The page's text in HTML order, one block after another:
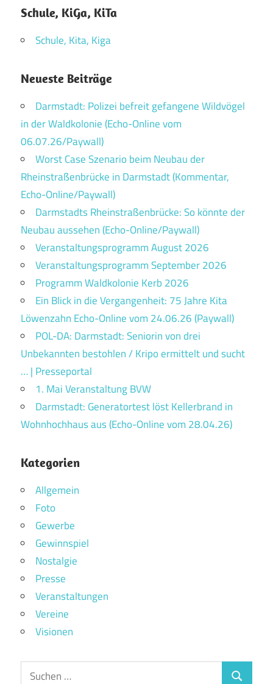
Schule, KiGa, KiTa
Schule, Kita, Kiga
Neueste Beiträge
Darmstadt: Polizei befreit gefangene Wildvögel
in der Waldkolonie (Echo-Online vom
06.07.26/Paywall)
Worst Case Szenario beim Neubau der
Rheinstraßenbrücke in Darmstadt (Kommentar,
Echo-Online/Paywall)
Darmstadts Rheinstraßenbrücke: So könnte der
Neubau aussehen (Echo-Online/Paywall)
Veranstaltungsprogramm August 2026
Veranstaltungsprogramm September 2026
Programm Waldkolonie Kerb 2026
Ein Blick in die Vergangenheit: 75 Jahre Kita
Löwenzahn Echo-Online vom 24.06.26 (Paywall)
POL-DA: Darmstadt: Seniorin von drei
Unbekannten bestohlen / Kripo ermittelt und sucht
… | Presseportal
1. Mai Veranstaltung BVW
Darmstadt: Generatortest löst Kellerbrand in
Wohnhochhaus aus (Echo-Online vom 28.04.26)
Kategorien
Allgemein
Foto
Gewerbe
Gewinnspiel
Nostalgie
Presse
Veranstaltungen
Vereine
Visionen